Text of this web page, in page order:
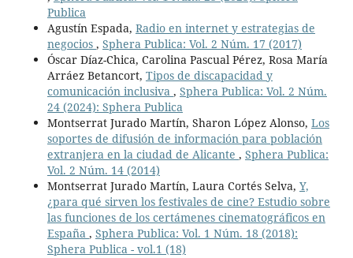
Publica
Agustín Espada, Radio en internet y estrategias de
negocios , Sphera Publica: Vol. 2 Núm. 17 (2017)
Óscar Díaz-Chica, Carolina Pascual Pérez, Rosa María
Arráez Betancort, Tipos de discapacidad y
comunicación inclusiva , Sphera Publica: Vol. 2 Núm.
24 (2024): Sphera Publica
Montserrat Jurado Martín, Sharon López Alonso, Los
soportes de difusión de información para población
extranjera en la ciudad de Alicante , Sphera Publica:
Vol. 2 Núm. 14 (2014)
Montserrat Jurado Martín, Laura Cortés Selva, Y,
¿para qué sirven los festivales de cine? Estudio sobre
las funciones de los certámenes cinematográficos en
España , Sphera Publica: Vol. 1 Núm. 18 (2018):
Sphera Publica - vol.1 (18)